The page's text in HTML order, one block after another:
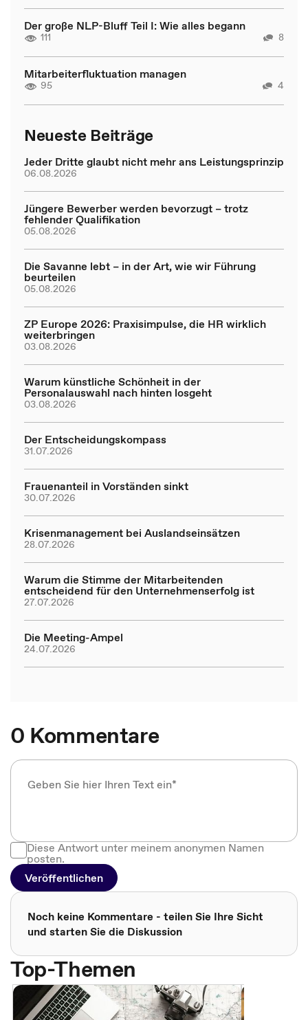
Der große NLP-Bluff Teil I: Wie alles begann
111 8
Mitarbeiterfluktuation managen
95 4
Neueste Beiträge
Jeder Dritte glaubt nicht mehr ans Leistungsprinzip
06.08.2026
Jüngere Bewerber werden bevorzugt – trotz
fehlender Qualifikation
05.08.2026
Die Savanne lebt – in der Art, wie wir Führung
beurteilen
05.08.2026
ZP Europe 2026: Praxisimpulse, die HR wirklich
weiterbringen
03.08.2026
Warum künstliche Schönheit in der
Personalauswahl nach hinten losgeht
03.08.2026
Der Entscheidungskompass
31.07.2026
Frauenanteil in Vorständen sinkt
30.07.2026
Krisenmanagement bei Auslandseinsätzen
28.07.2026
Warum die Stimme der Mitarbeitenden
entscheidend für den Unternehmenserfolg ist
27.07.2026
Die Meeting-Ampel
24.07.2026
0 Kommentare
Diese Antwort unter meinem anonymen Namen
posten.
Veröffentlichen
Noch keine Kommentare - teilen Sie Ihre Sicht
und starten Sie die Diskussion
Top-Themen